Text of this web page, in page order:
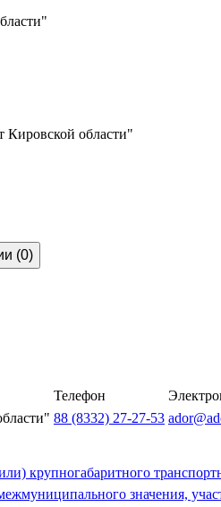
Кировской области"
(0)
Телефон
88 (8332) 27-27-53
крупногабаритного
значения,